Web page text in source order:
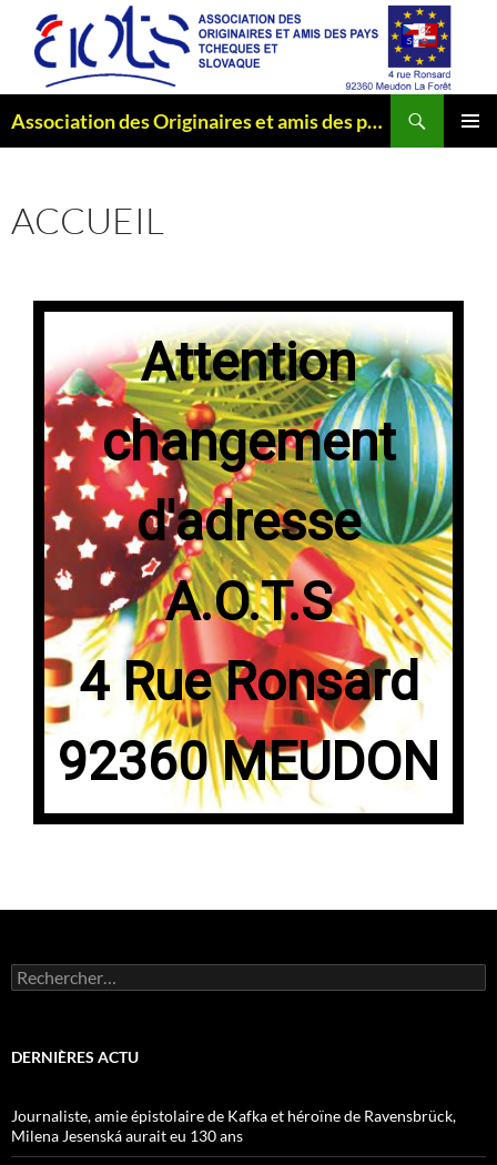
contenu
Association des Originaires et amis des pays Tchèques et Slovaque
ACCUEIL
Attention
changement
d'adresse
A.O.T.S
4 Rue Ronsard
92360 MEUDON
Rechercher :
DERNIÈRES ACTU
Journaliste, amie épistolaire de Kafka et héroïne de Ravensbrück,
Milena Jesenská aurait eu 130 ans